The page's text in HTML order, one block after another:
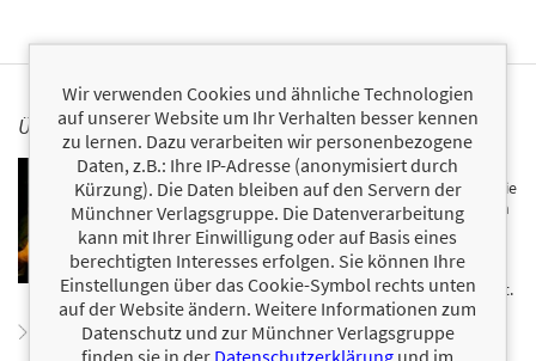
ÜBER MILLICENT SHACKLEBOLT
Millicent Cornelia Shacklebolt stammt wie ihr
Jugendfreund Horace Slughorn aus Großbritannien. Die
Animaga und Expertin für Zauberstäbe unterrichtete in
Hogwarts zwei Jahre lang Zauberkunst, bevor sie von
Albus Dumbledore in einer Angelegenheit von
strengster Geheimhaltung nach Rumänien entsandt
wurde. Ihr gegenwärtiger Aufenthaltsort ist unbekannt.
Zum Profil von Millicent Shacklebolt
Wir verwenden Cookies und ähnliche Technologien
auf unserer Website um Ihr Verhalten besser kennen
zu lernen. Dazu verarbeiten wir personenbezogene
Daten, z.B.: Ihre IP-Adresse (anonymisiert durch
Kürzung). Die Daten bleiben auf den Servern der
Münchner Verlagsgruppe. Die Datenverarbeitung
kann mit Ihrer Einwilligung oder auf Basis eines
berechtigten Interesses erfolgen. Sie können Ihre
Einstellungen über das Cookie-Symbol rechts unten
auf der Website ändern. Weitere Informationen zum
Datenschutz und zur Münchner Verlagsgruppe
finden sie in der Datenschutzerklärung und im